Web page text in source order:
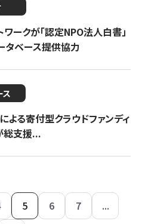
ークが「認定NPO法人白書」
タベース提供協力
ス
よる寄付型クラウドファンディ
総支援...
5 6 7
...